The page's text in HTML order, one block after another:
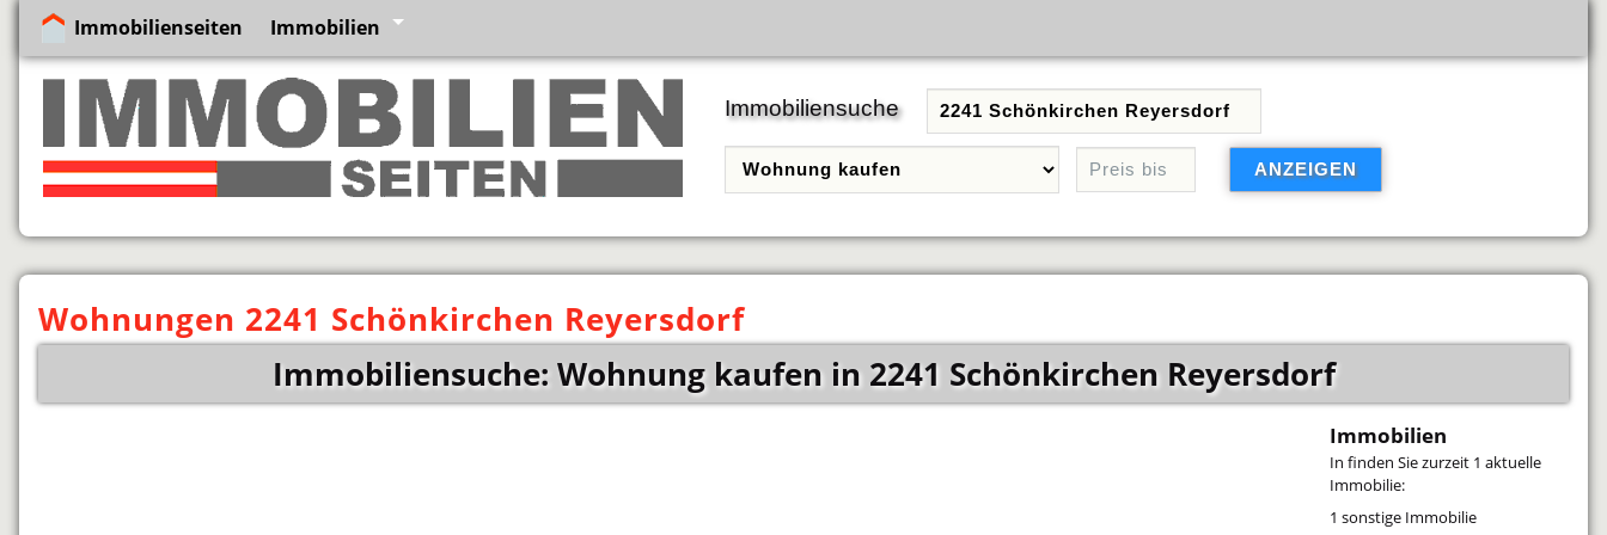
Immobilienseiten Immobilien
Immobiliensuche
Wohnungen 2241 Schönkirchen Reyersdorf
Immobiliensuche: Wohnung kaufen in 2241 Schönkirchen Reyersdorf
Immobilien
In finden Sie zurzeit 1 aktuelle
Immobilie:
1 sonstige Immobilie